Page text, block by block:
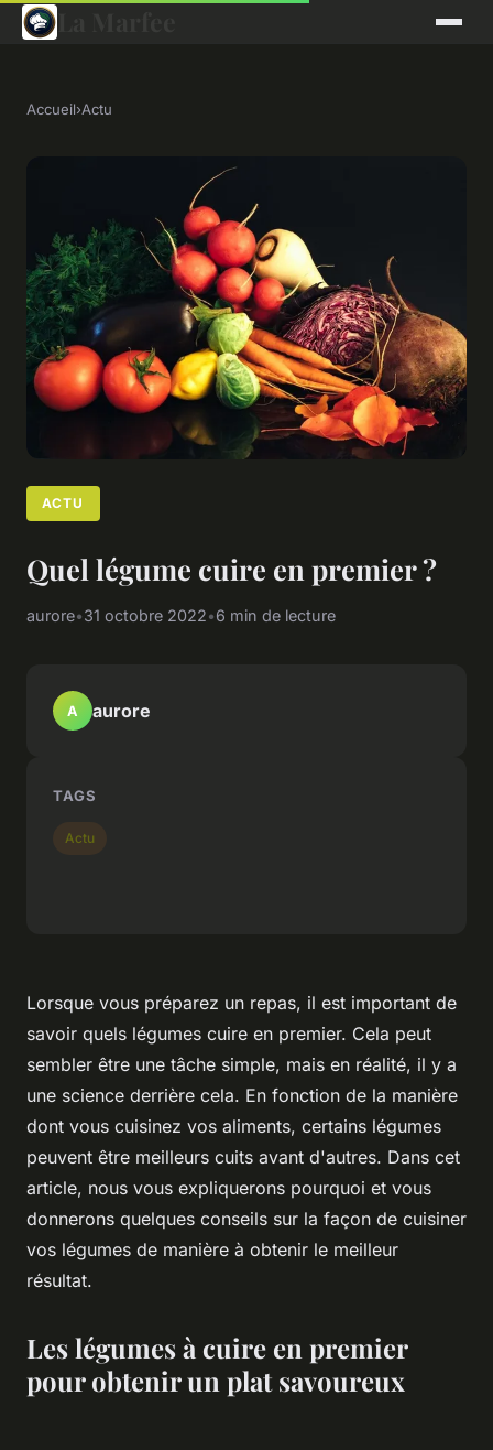
Accueil›Actu
ACTU
Quel légume cuire en premier ?
aurore•31 octobre 2022•6 min de lecture
Lorsque vous préparez un repas, il est important de
savoir quels légumes cuire en premier. Cela peut
sembler être une tâche simple, mais en réalité, il y a
une science derrière cela. En fonction de la manière
dont vous cuisinez vos aliments, certains légumes
peuvent être meilleurs cuits avant d'autres. Dans cet
article, nous vous expliquerons pourquoi et vous
donnerons quelques conseils sur la façon de cuisiner
vos légumes de manière à obtenir le meilleur
résultat.
Les légumes à cuire en premier
pour obtenir un plat savoureux
A aurore
TAGS
Actu